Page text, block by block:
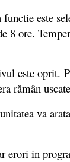
este
ore.
este oprit.
rămân
va
erori in